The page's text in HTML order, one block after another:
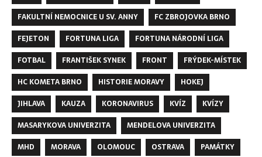
FAKULTNÍ NEMOCNICE U SV. ANNY
FC ZBROJOVKA BRNO
FEJETON
FORTUNA LIGA
FORTUNA NÁRODNÍ LIGA
FOTBAL
FRANTIŠEK SYNEK FRONT
FRÝDEK-MÍSTEK
HC KOMETA BRNO
HISTORIE MORAVY
HOKEJ
JIHLAVA
KAUZA KORONAVIRUS KVÍZ
KVÍZY
MASARYKOVA UNIVERZITA
MENDELOVA UNIVERZITA
MHD
MORAVA OLOMOUC OSTRAVA
PAMÁTKY